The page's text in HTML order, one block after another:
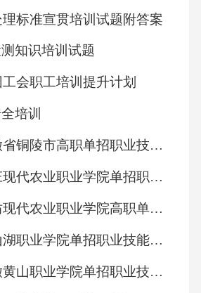
塑制品等
按产品用途所需形状通过成
制作成型的制品
理标准宣贯培训试题附答案
知识培训试题
会职工培训提升计划
培训
2025年安徽省铜陵市高职单招职业技能考试题库含答案详解【综合卷】
2027年枣庄现代农业职业学院单招职业技能考试题库及参考答案详解【典型题】
2025年潍坊现代农业职业学院高职单招职业适应性测试考试题库及参考答案详解【新】
2026年淀山湖职业学院单招职业技能考试模拟试卷及答案详解（夺冠）
2026年安徽黄山职业学院单招职业技能考试模拟试卷附答案详解（满分必刷）